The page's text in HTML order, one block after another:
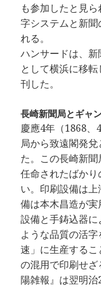
も参加したと見
字システムと新
れる。
ハンサードは、
として横浜に移
刊した。
長崎新聞局とギャ
慶應4年（1868、
局から致遠閣発
た。この長崎新
任命されたばか
い。印刷設備は
備は本木昌造が
設備と手鋳込器
ような品質の活
速」に生産する
の混用で印刷せ
陽雑報』は翌明